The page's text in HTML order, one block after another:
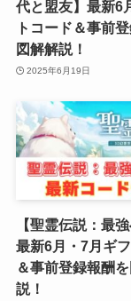
代と盟友】最新6
トコード＆事前
図解解説！
2025年6月19日
【聖霊伝説：最強
最新6月・7月ギ
＆事前登録報酬
説！